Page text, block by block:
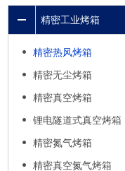
精密工业烤箱
精密热风烤箱
精密无尘烤箱
精密真空烤箱
锂电隧道式真空烤箱
精密氮气烤箱
精密真空氮气烤箱